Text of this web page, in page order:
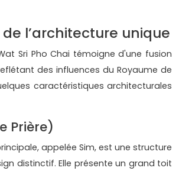
l’architecture unique
Sri Pho Chai témoigne d'une fusion
des influences du Royaume de
caractéristiques architecturales
Prière)
appelée Sim, est une structure
distinctif. Elle présente un grand toit